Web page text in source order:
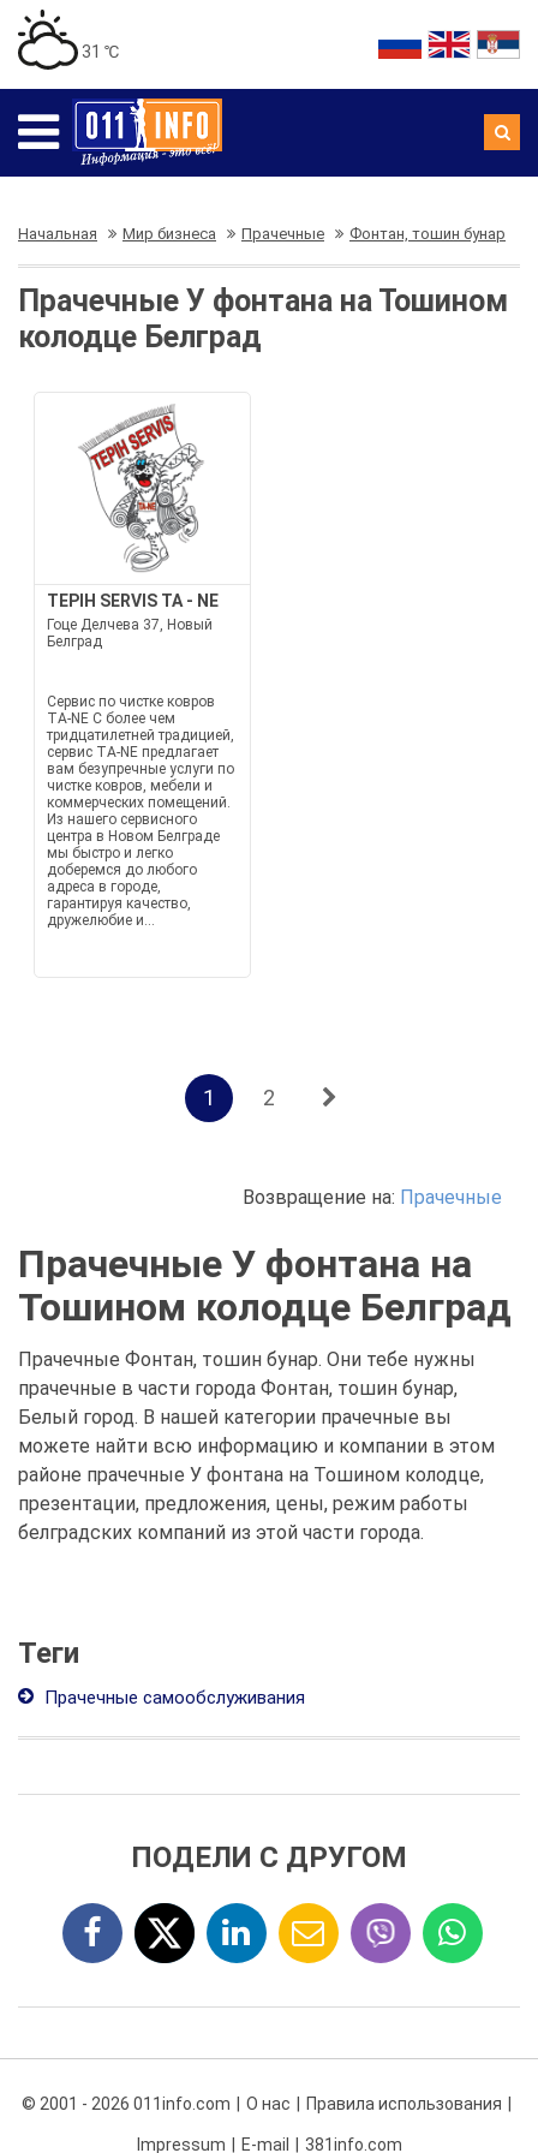
31 ℃
Начальная Мир бизнеса Прачечные Фонтан, тошин бунар
Прачечные У фонтана на Тошином
колодце Белград
TEPIH SERVIS TA - NE
Гоце Делчева 37, Новый
Белград
Сервис по чистке ковров
TA-NE С более чем
тридцатилетней традицией,
сервис TA-NE предлагает
вам безупречные услуги по
чистке ковров, мебели и
коммерческих помещений.
Из нашего сервисного
центра в Новом Белграде
мы быстро и легко
доберемся до любого
адреса в городе,
гарантируя качество,
дружелюбие и...
1 2
Возвращение на: Прачечные
Прачечные У фонтана на
Тошином колодце Белград
Прачечные Фонтан, тошин бунар. Они тебе нужны
прачечные в части города Фонтан, тошин бунар,
Белый город. В нашей категории прачечные вы
можете найти всю информацию и компании в этом
районе прачечные У фонтана на Тошином колодце,
презентации, предложения, цены, режим работы
белградских компаний из этой части города.
Теги
Прачечные самообслуживания
ПОДЕЛИ С ДРУГОМ
© 2001 - 2026 011info.com О нас Правила использования
Impressum E-mail 381info.com